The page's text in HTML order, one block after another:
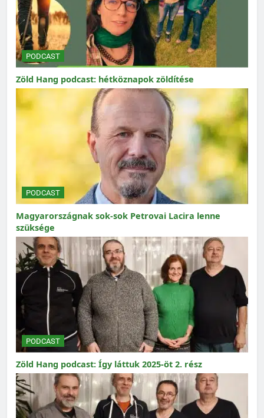
PODCAST
Zöld Hang podcast: hétköznapok zöldítése
PODCAST
Magyarországnak sok-sok Petrovai Lacira lenne
szüksége
PODCAST
Zöld Hang podcast: Így láttuk 2025-öt 2. rész